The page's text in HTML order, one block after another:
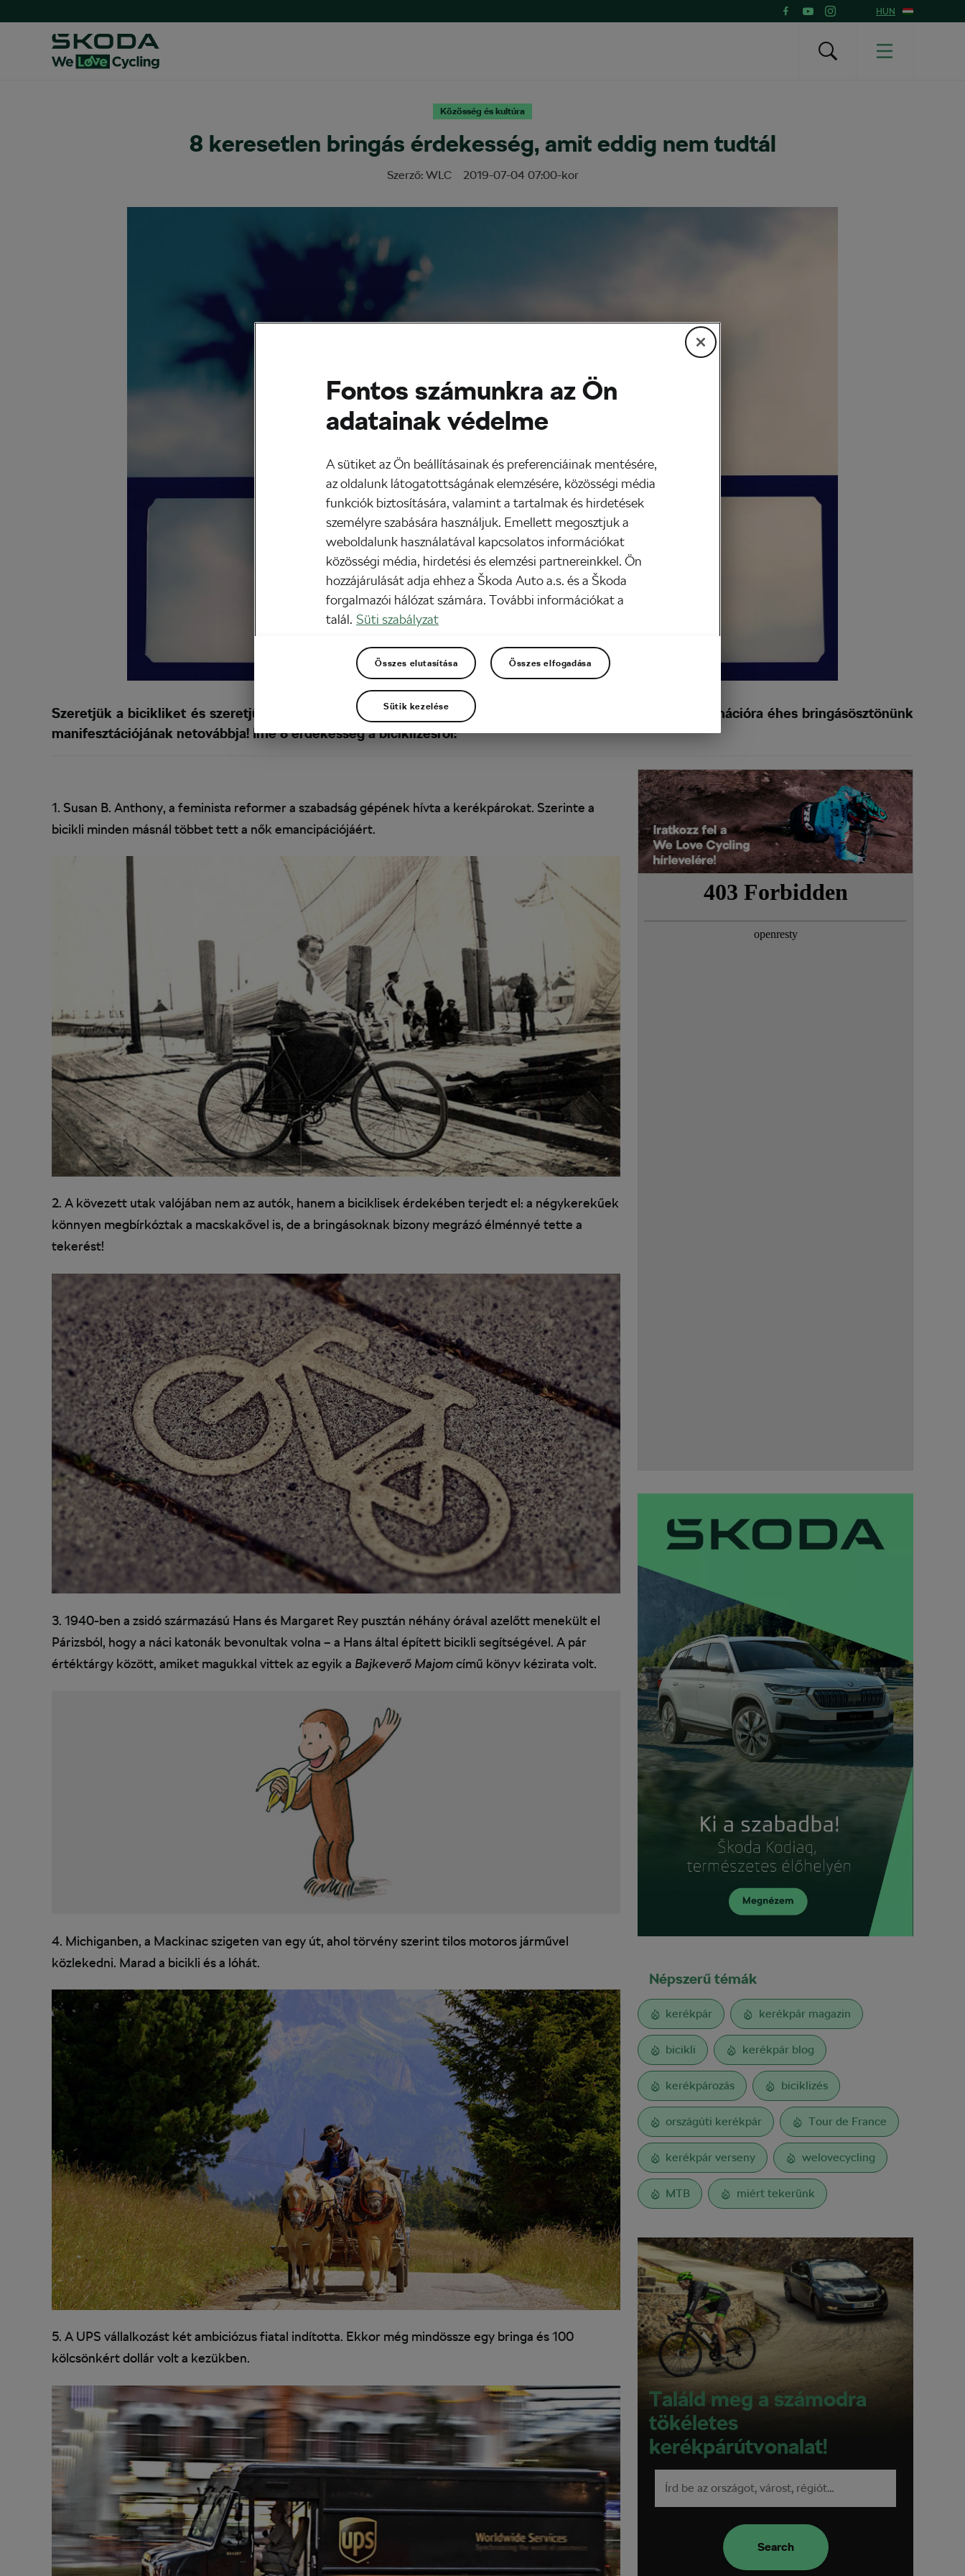
HUN
Közösség és kultúra
8 keresetlen bringás érdekesség, amit eddig nem tudtál
Szerző: WLC 2019-07-04 07:00-kor
Szeretjük a bicikliket és szeretjük az érdekességeket is, a kettő kombinációja pedig egyenesen az információra éhes bringásösztönünk
manifesztációjának netovábbja! Íme 8 érdekesség a biciklizésről:
1. Susan B. Anthony, a feminista reformer a szabadság gépének hívta a kerékpárokat. Szerinte a
bicikli minden másnál többet tett a nők emancipációjáért.
2. A kövezett utak valójában nem az autók, hanem a biciklisek érdekében terjedt el: a négykerekűek
könnyen megbírkóztak a macskakővel is, de a bringásoknak bizony megrázó élménnyé tette a
tekerést!
3. 1940-ben a zsidó származású Hans és Margaret Rey pusztán néhány órával azelőtt menekült el
Párizsból, hogy a náci katonák bevonultak volna – a Hans által épített bicikli segítségével. A pár
értéktárgy között, amiket magukkal vittek az egyik a Bajkeverő Majomcímű könyv kézirata volt.
4. Michiganben, a Mackinac szigeten van egy út, ahol törvény szerint tilos motoros járművel
közlekedni. Marad a bicikli és a lóhát.
5. A UPS vállalkozást két ambiciózus fiatal indította. Ekkor még mindössze egy bringa és 100
kölcsönkért dollár volt a kezükben.
Népszerű témák
kerékpár kerékpár magazin
bicikli kerékpár blog
kerékpározás biciklizés
országúti kerékpár Tour de France
kerékpár verseny welovecycling
MTB miért tekerünk
Találd meg a számodra
tökéletes
kerékpárútvonalat!
Search
Fontos számunkra az Ön
adatainak védelme
A sütiket az Ön beállításainak és preferenciáinak mentésére,
az oldalunk látogatottságának elemzésére, közösségi média
funkciók biztosítására, valamint a tartalmak és hirdetések
személyre szabására használjuk. Emellett megosztjuk a
weboldalunk használatával kapcsolatos információkat
közösségi média, hirdetési és elemzési partnereinkkel. Ön
hozzájárulását adja ehhez a Škoda Auto a.s. és a Škoda
forgalmazói hálózat számára. További információkat a
talál. Süti szabályzat
Összes elutasítása Összes elfogadása
Sütik kezelése